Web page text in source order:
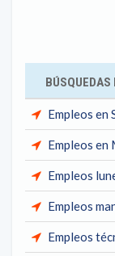
BÚSQUEDAS
Empleos en
Empleos
Empleos
Empleos
Empleos